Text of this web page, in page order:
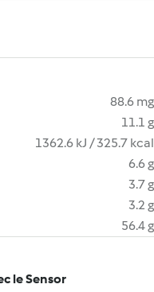
88.6 mg
11.1 g
1362.6 kJ / 325.7 kcal
6.6 g
3.7 g
3.2 g
56.4 g
le Sensor